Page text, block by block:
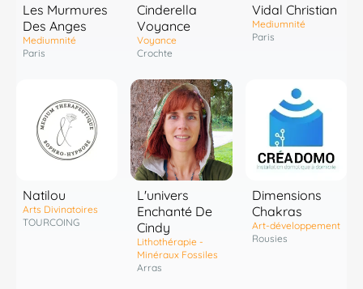
Les Murmures
Des Anges
Mediumnité
Paris
Cinderella
Voyance
Voyance
Crochte
Vidal Christian
Mediumnité
Paris
Natilou
Arts Divinatoires
TOURCOING
L'univers
Enchanté De
Cindy
Lithothérapie -
Minéraux Fossiles
Arras
Dimensions
Chakras
Art-développement
Rousies